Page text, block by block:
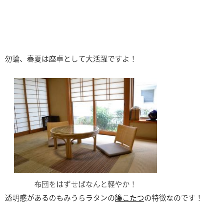
勿論、春夏は座卓として大活躍ですよ！
布団をはずせばなんと軽やか！
透明感があるのもみうらラタンの籐こたつの特徴なのです！